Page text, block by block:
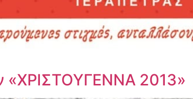
«ΧΡΙΣΤΟΥΓΕΝΝΑ 2013»